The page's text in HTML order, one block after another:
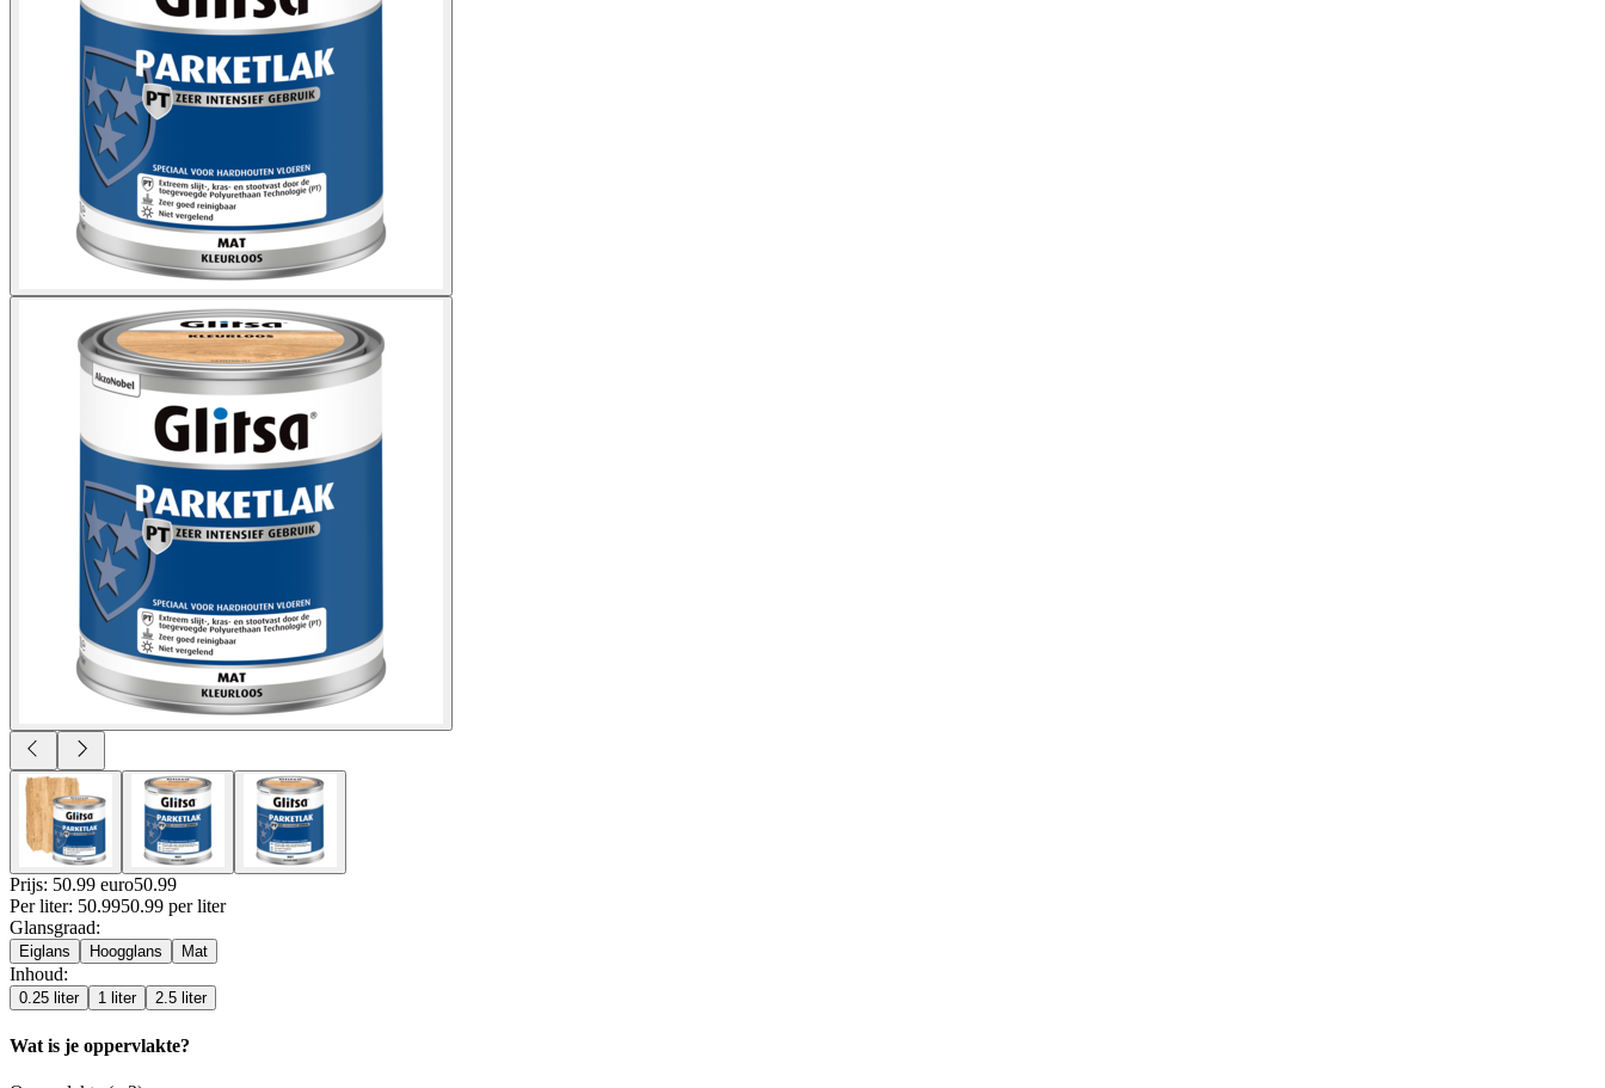
Prijs: 50.99 euro50.99
Per liter: 50.9950.99 per liter
Glansgraad:
Eiglans Hoogglans Mat
Inhoud:
0.25 liter 1 liter 2.5 liter
Wat is je oppervlakte?